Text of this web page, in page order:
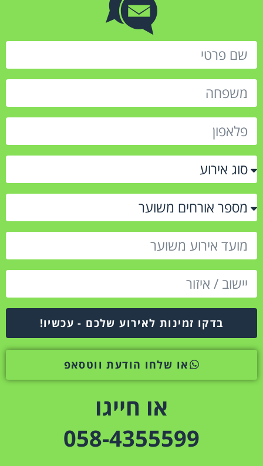
בדקו זמינות לאירוע שלכם - עכשיו!
או שלחו הודעת ווטסאפ
או חייגו
058-4355599